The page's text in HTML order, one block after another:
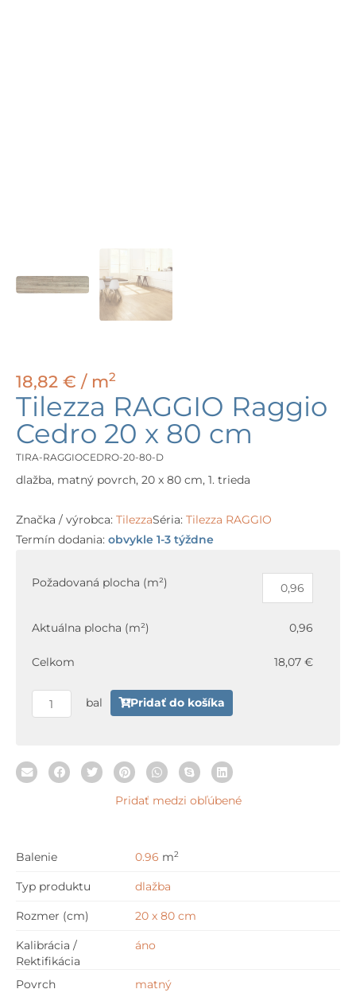
18,82 € / m2
Tilezza RAGGIO Raggio
Cedro 20 x 80 cm
TIRA-RAGGIOCEDRO-20-80-D
dlažba, matný povrch, 20 x 80 cm, 1. trieda
Značka / výrobca: TilezzaSéria: Tilezza RAGGIO
Termín dodania: obvykle 1-3 týždne
Požadovaná plocha (m²)
Aktuálna plocha (m²) 0,96
Celkom 18,07 €
Tilezza
20
cm
bal Pridať do košíka
Pridať medzi obľúbené
Balenie 0.96 m2
Typ produktu dlažba
Rozmer (cm) 20 x 80 cm
Kalibrácia /
Rektifikácia
áno
Povrch matný